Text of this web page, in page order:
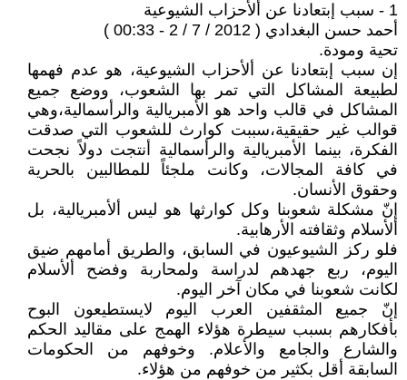
1 - سبب إبتعادنا عن ألأحزاب الشيوعية
أحمد حسن البغدادي ( 2012 / 7 / 2 - 00:33 )
تحية ومودة.
إن سبب إبتعادنا عن ألأحزاب الشيوعية، هو عدم فهمها
لطبيعة المشاكل التي تمر بها الشعوب، ووضع جميع
المشاكل في قالب واحد هو الأمبريالية والرأسمالية،وهي
قوالب غير حقيقية،سببت كوارث للشعوب التي صدقت
الفكرة، بينما الأمبريالية والرأسمالية أنتجت دولاً نجحت
في كافة المجالات، وكانت ملجئاً للمطالبين بالحرية
وحقوق الأنسان.
إنّ مشكلة شعوبنا وكل كوارثها هو ليس ألأمبريالية، بل
ألأسلام وثقافته الأرهابية.
فلو ركز الشيوعيون في السابق، والطريق أمامهم ضيق
اليوم، ربع جهدهم لدراسة ولمحاربة وفضح ألأسلام
لكانت شعوبنا في مكان آخر اليوم.
إنّ جميع المثقفين العرب اليوم لايستطيعون البوح
بأفكارهم بسبب سيطرة هؤلاء الهمج على مقاليد الحكم
والشارع والجامع والأعلام. وخوفهم من الحكومات
السابقة أقل بكثير من خوفهم من هؤلاء.